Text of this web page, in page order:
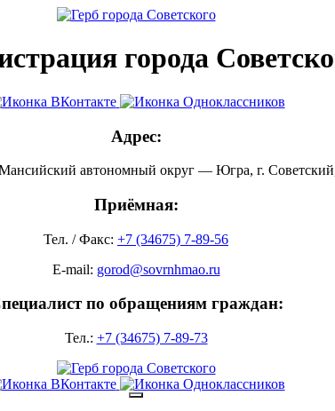
города
Адрес:
автономный округ — Югра, г.
Приёмная:
Тел. / Факс: +7 (34675) 7-89-56
E-mail: gorod@sovrnhmao.ru
по обращениям граждан:
Тел.: +7 (34675) 7-89-73